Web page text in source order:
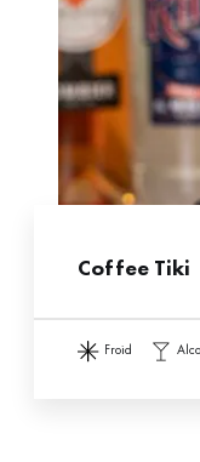
Coffee Tiki
froid